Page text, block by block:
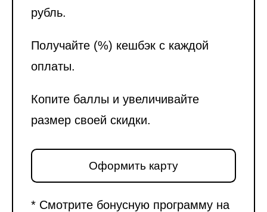
рубль.
Получайте (%) кешбэк с каждой
оплаты.
Копите баллы и увеличивайте
размер своей скидки.
Оформить карту
* Смотрите бонусную программу на